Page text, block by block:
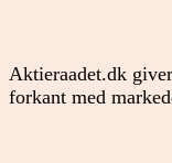
Aktieraadet.dk
forkant med